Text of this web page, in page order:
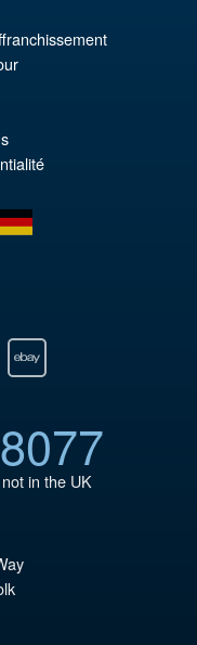
in the UK